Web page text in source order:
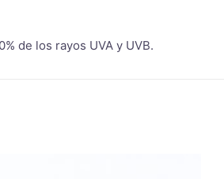
de los rayos UVA y UVB.